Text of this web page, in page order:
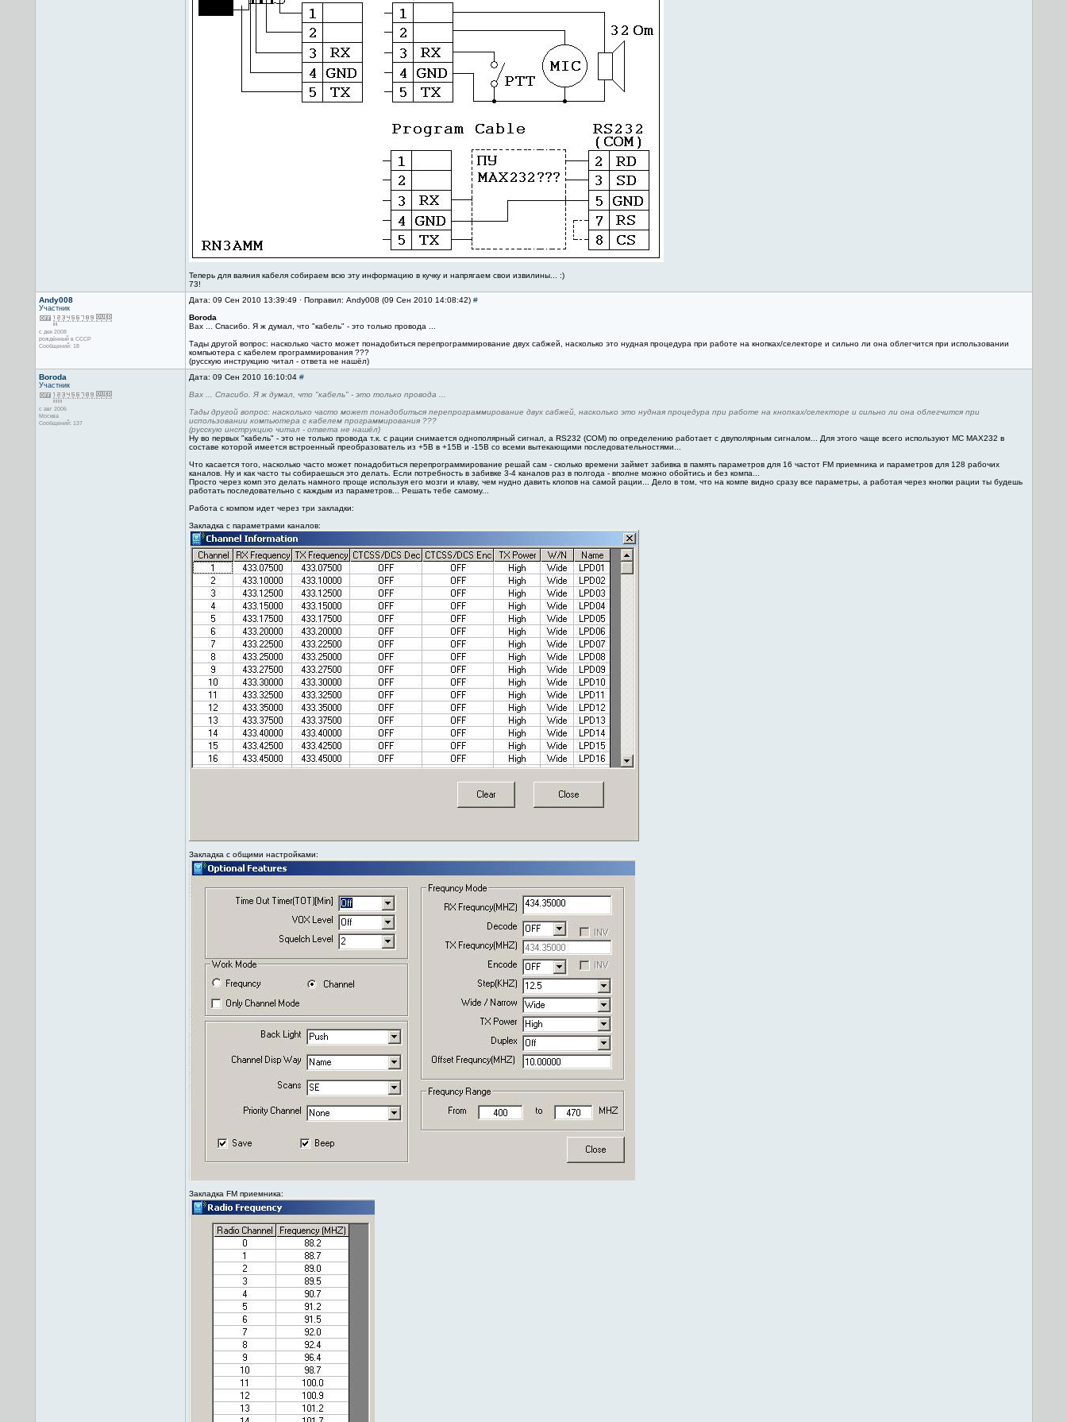
Теперь для ваяния кабеля собираем всю эту информацию в кучку и напрягаем свои извилины... :)
73!
Andy008
Участник
с дек 2008
рождённый в СССР
Сообщений: 18
Дата: 09 Сен 2010 13:39:49 · Поправил: Andy008 (09 Сен 2010 14:08:42) #
Boroda
Вах ... Спасибо. Я ж думал, что "кабель" - это только провода ...
Тады другой вопрос: насколько часто может понадобиться перепрограммирование двух сабжей, насколько это нудная процедура при работе на кнопках/селекторе и сильно ли она облегчится при использовании
компьютера с кабелем программирования ???
(русскую инструкцию читал - ответа не нашёл)
Boroda
Участник
с авг 2006
Москва
Сообщений: 137
Дата: 09 Сен 2010 16:10:04 #
Вах ... Спасибо. Я ж думал, что "кабель" - это только провода ...
Тады другой вопрос: насколько часто может понадобиться перепрограммирование двух сабжей, насколько это нудная процедура при работе на кнопках/селекторе и сильно ли она облегчится при
использовании компьютера с кабелем программирования ???
(русскую инструкцию читал - ответа не нашёл)
Ну во первых "кабель" - это не только провода т.к. с рации снимается однополярный сигнал, а RS232 (COM) по определению работает с двуполярным сигналом... Для этого чаще всего используют МС MAX232 в
составе которой имеется встроенный преобразователь из +5В в +15В и -15В со всеми вытекающими последовательностями...
Что касается того, насколько часто может понадобиться перепрограммирование решай сам - сколько времени займет забивка в память параметров для 16 частот FM приемника и параметров для 128 рабочих
каналов. Ну и как часто ты собираешься это делать. Если потребность в забивке 3-4 каналов раз в полгода - вполне можно обойтись и без компа...
Просто через комп это делать намного проще используя его мозги и клаву, чем нудно давить клопов на самой рации... Дело в том, что на компе видно сразу все параметры, а работая через кнопки рации ты будешь
работать последовательно с каждым из параметров... Решать тебе самому...
Работа с компом идет через три закладки:
Закладка с параметрами каналов:
Закладка с общими настройками:
Закладка FM приемника: